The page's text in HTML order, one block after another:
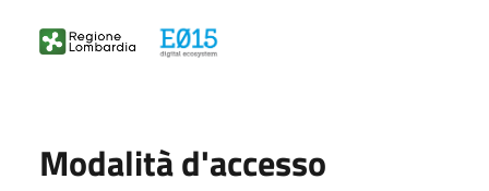
Modalità d'accesso